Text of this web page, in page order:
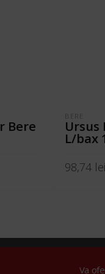
Bere
BERE
Ursus
L/bax
98,74
© 2024
Va